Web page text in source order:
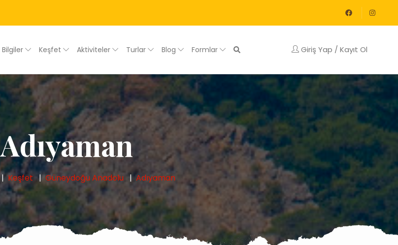
Bilgiler Keşfet Aktiviteler Turlar Blog Formlar Giriş Yap / Kayıt Ol
Adıyaman
Keşfet Güneydoğu Anadolu Adıyaman